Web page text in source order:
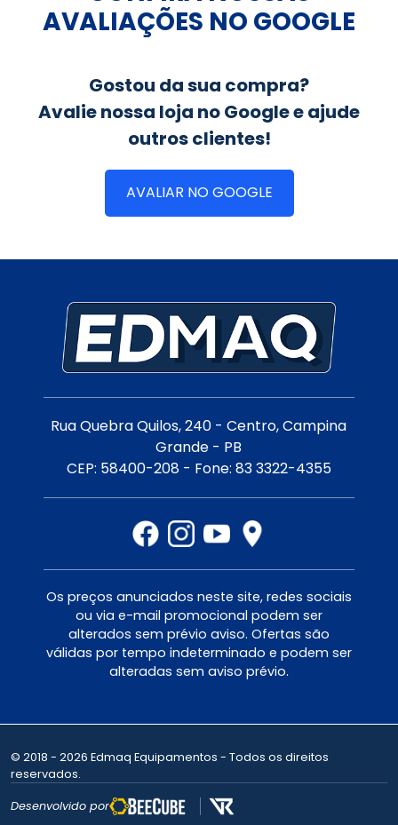
AVALIAÇÕES NO GOOGLE
Gostou da sua compra?
Avalie nossa loja no Google e ajude
outros clientes!
AVALIAR NO GOOGLE
Rua Quebra Quilos, 240 - Centro, Campina
Grande - PB
CEP: 58400-208 - Fone: 83 3322-4355
Os preços anunciados neste site, redes sociais
ou via e-mail promocional podem ser
alterados sem prévio aviso. Ofertas são
válidas por tempo indeterminado e podem ser
alteradas sem aviso prévio.
© 2018 - 2026 Edmaq Equipamentos - Todos os direitos
reservados.
Desenvolvido por